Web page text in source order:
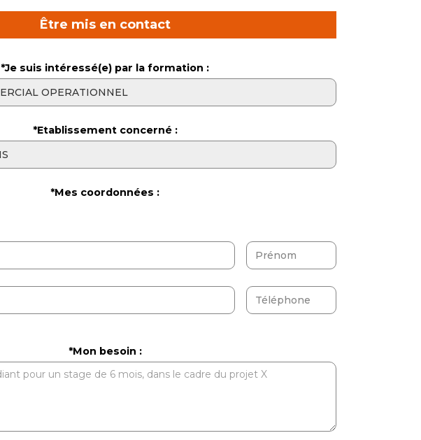
Être mis en contact
*Je suis intéressé(e) par la formation :
*Etablissement concerné :
*Mes coordonnées :
*Mon besoin :